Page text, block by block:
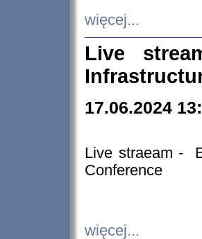
więcej...
Live
17.06.2024
Live straeam -
Conference
więcej...